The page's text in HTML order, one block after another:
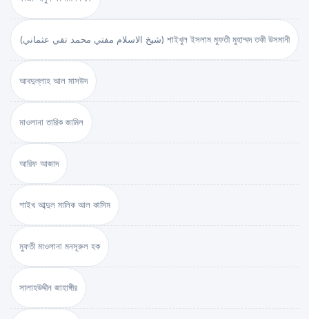
(شيخ الاسلام مفتي محمد تقي عثماني) শাইখুল ইসলাম মুফতী মুহাম্মদ তকী উসমানী
আবদুল্লাহ আল মাসউদ
মাওলানা তারিক জামিল
আরিফ আজাদ
শাইখ আব্দুল মালিক আল কাসিম
মুফতী মাওলানা মনসূরুল হক
সালাহউদ্দীন জাহাঙ্গীর